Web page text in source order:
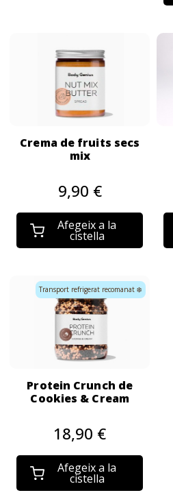
Crema de fruits secs
mix
9,90 €
Afegeix a la
cistella
Transport refrigerat recomanat ❄️
Protein Crunch de
Cookies & Cream
18,90 €
Afegeix a la
cistella